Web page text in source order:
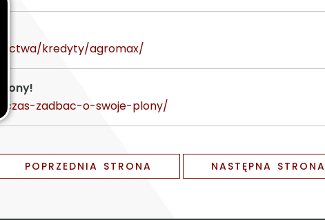
kredyty/agromax/
czas-zadbac-o-swoje-plony/
POPRZEDNIA STRONA NASTĘPNA STRONA